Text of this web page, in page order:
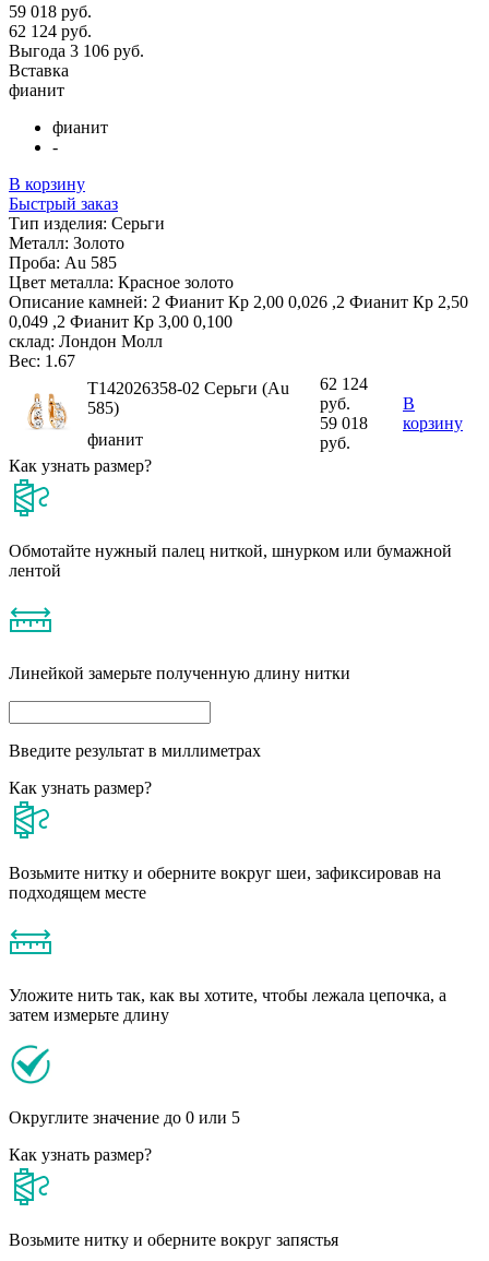
59 018 руб.
62 124 руб.
Выгода 3 106 руб.
Вставка
фианит
фианит
-
В корзину
Быстрый заказ
Тип изделия: Серьги
Металл: Золото
Проба: Au 585
Цвет металла: Красное золото
Описание камней: 2 Фианит Кр 2,00 0,026 ,2 Фианит Кр 2,50
0,049 ,2 Фианит Кр 3,00 0,100
склад: Лондон Молл
Вес: 1.67
Т142026358-02 Серьги (Au
585)
62 124
руб.
59 018
руб.
В
корзину
фианит
Как узнать размер?
Обмотайте нужный палец ниткой, шнурком или бумажной
лентой
Линейкой замерьте полученную длину нитки
Введите результат в миллиметрах
Как узнать размер?
Возьмите нитку и оберните вокруг шеи, зафиксировав на
подходящем месте
Уложите нить так, как вы хотите, чтобы лежала цепочка, а
затем измерьте длину
Округлите значение до 0 или 5
Как узнать размер?
Возьмите нитку и оберните вокруг запястья